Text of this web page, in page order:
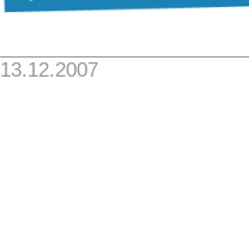
13.12.2007